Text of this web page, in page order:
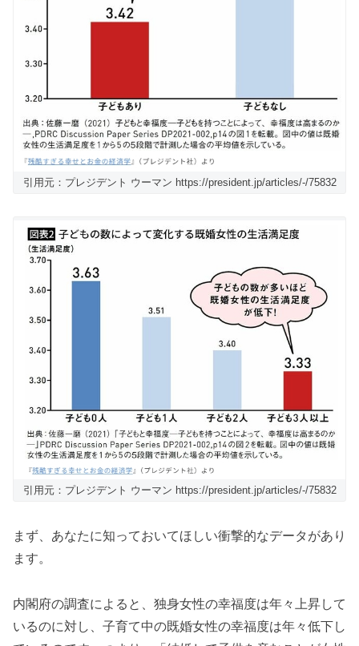
引用元：プレジデント ウーマン https://president.jp/articles/-/75832
引用元：プレジデント ウーマン https://president.jp/articles/-/75832
まず、あなたに知っておいてほしい衝撃的なデータがあり
ます。
内閣府の調査によると、独身女性の幸福度は年々上昇して
いるのに対し、子育て中の既婚女性の幸福度は年々低下し